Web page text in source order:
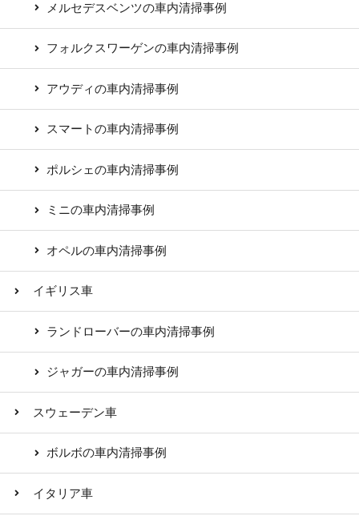
メルセデスベンツの車内清掃事例
フォルクスワーゲンの車内清掃事例
アウディの車内清掃事例
スマートの車内清掃事例
ポルシェの車内清掃事例
ミニの車内清掃事例
オペルの車内清掃事例
イギリス車
ランドローバーの車内清掃事例
ジャガーの車内清掃事例
スウェーデン車
ボルボの車内清掃事例
イタリア車